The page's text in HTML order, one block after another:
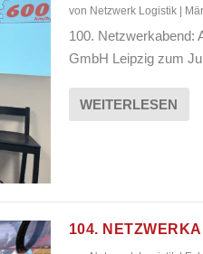
von Netzwerk Logistik|
100. Netzwerkabend:
GmbH Leipzig zum
WEITERLESEN
104.